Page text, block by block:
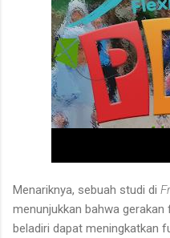
Menariknya, sebuah studi di
menunjukkan bahwa
beladiri dapat meningkatkan